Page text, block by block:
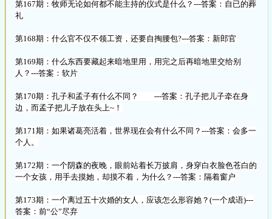
第167期：牧师无论如何都不能主持的仪式是什么？---答案：自已的葬
礼
第168期：什么官不仅不领工资，还要自掏腰包?---答案：新郎官
第169期：什么东西要藏起来暗地里用，用完之后再暗地里交给别
人？---答案：软片
第170期：孔子和孟子有什么不同？ ---答案：孔子把儿子牵在身
边，而孟子把儿子放在头上~！
第171期：如果诸葛亮活着，世界现在会有什么不同？---答案：会多一
个人。
第172期：一个阴森的夜晚，眼前站着长万披肩，身穿白衣脸色苍白的
一个女孩，用手去摸她，却摸不着，为什么？---答案：隔着窗户
第173期：一个离过五十次婚的女人，应该怎么形容她？(一个成语)---
答案：前“公”尽弃